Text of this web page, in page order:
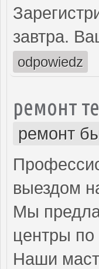
завтра.
odpowiedz
ремонт
ремонт
выездом
Мы
центры по
Наши